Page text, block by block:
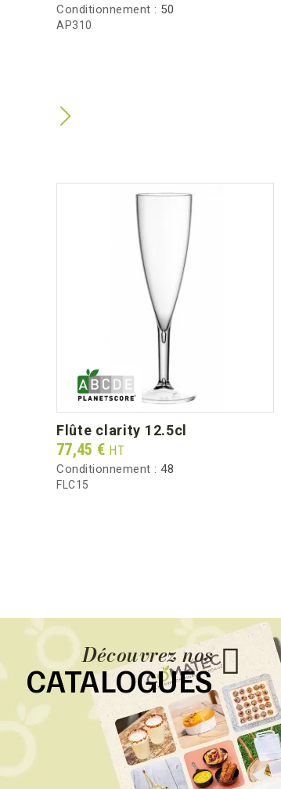
Conditionnement : 50
AP310
flûte clarity 12.5cl
Prix
77,45 € HT
Conditionnement : 48
FLC15
Découvrez nos
CATALOGUES